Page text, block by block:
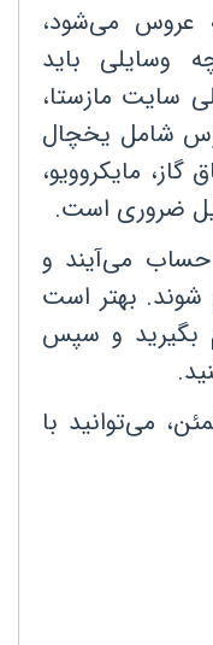
عروس می‌شود،
وسایلی باید
سایت مازستا،
شامل یخچال
مایکروویو،
ضروری است.
حساب می‌آیند و
شوند. بهتر است
بگیرید و سپس
.
می‌توانید با